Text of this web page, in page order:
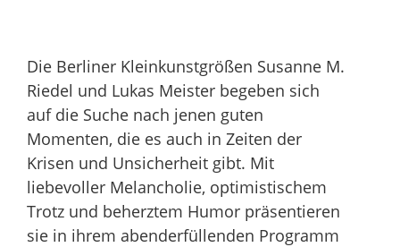
Die Berliner Kleinkunstgrößen Susanne M.
Riedel und Lukas Meister begeben sich
auf die Suche nach jenen guten
Momenten, die es auch in Zeiten der
Krisen und Unsicherheit gibt. Mit
liebevoller Melancholie, optimistischem
Trotz und beherztem Humor präsentieren
sie in ihrem abenderfüllenden Programm